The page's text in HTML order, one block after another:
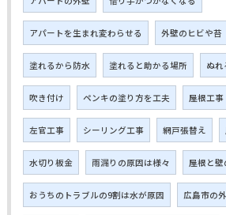
アパートを生まれ変わらせる 外壁のヒビや苔
塗れるから防水 塗れると助かる場所 ぬ
吹き付け ペンキの塗り方を工夫 屋根工事
左官工事 シーリング工事 網戸張替え
水切り板金 雨漏りの原因は様々 屋根と壁
おうちのトラブルの9割は水が原因 広島市の